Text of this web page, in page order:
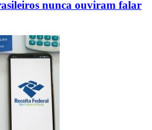
nunca ouviram falar